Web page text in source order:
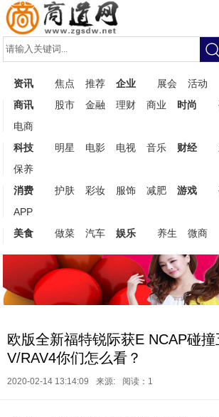
资讯 焦点 推荐 企业 展会
活动
商讯
股市 金融 理财 商业 时尚
电商
科技
明星 电影 电视 音乐 财经
保养
消费
护肤 彩妆 服饰 减肥 游戏
APP
美食
做菜 汽车 娱乐 养生 微商
欧版全新福特锐际获E NCAP碰
V/RAV4你们怎么看？
2020-02-14 13:14:09 来源: 阅读：1